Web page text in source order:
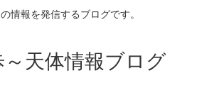
情報を発信するブログです。
～天体情報ブログ